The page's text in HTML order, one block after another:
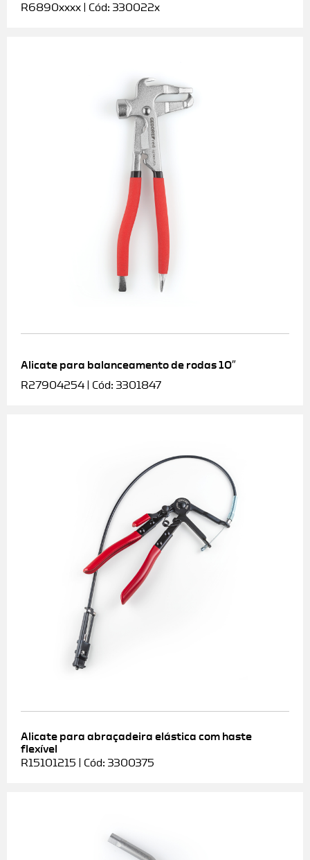
R6890xxxx | Cód: 330022x
Alicate para balanceamento de rodas 10″
R27904254 | Cód: 3301847
Alicate para abraçadeira elástica com haste
flexível
R15101215 | Cód: 3300375